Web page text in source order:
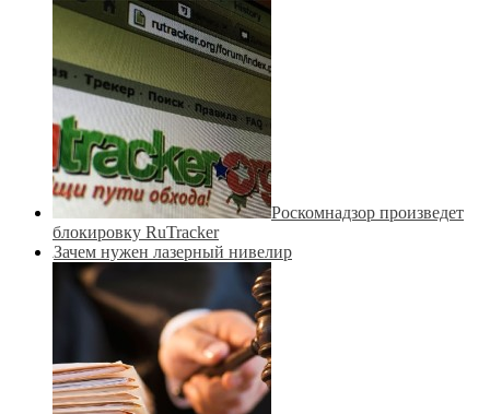
Роскомнадзор произведет
блокировку RuTracker
Зачем нужен лазерный нивелир